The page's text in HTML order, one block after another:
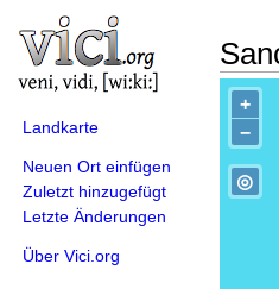
Landkarte
Neuen Ort einfügen
Zuletzt hinzugefügt
Letzte Änderungen
Über Vici.org
+
−
◎